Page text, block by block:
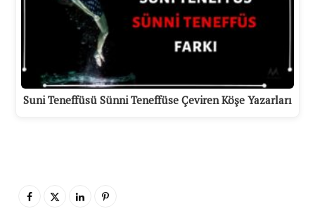
Suni Teneffüsü Sünni Teneffüse Çeviren Köşe Yazarları